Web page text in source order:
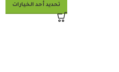
تحديد أحد الخيارات